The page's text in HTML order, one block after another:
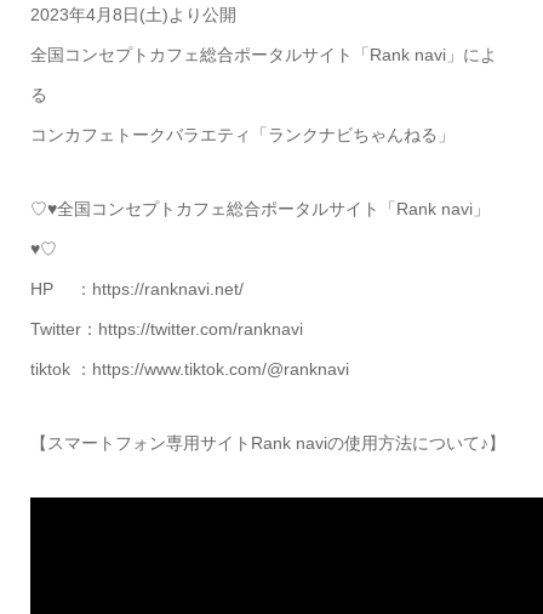
2023年4月8日(土)より公開
全国コンセプトカフェ総合ポータルサイト「Rank navi」によ
る
コンカフェトークバラエティ「ランクナビちゃんねる」
♡♥全国コンセプトカフェ総合ポータルサイト「Rank navi」
♥♡
HP ：https://ranknavi.net/
Twitter：https://twitter.com/ranknavi
tiktok ：https://www.tiktok.com/@ranknavi
【スマートフォン専用サイトRank naviの使用方法について♪】